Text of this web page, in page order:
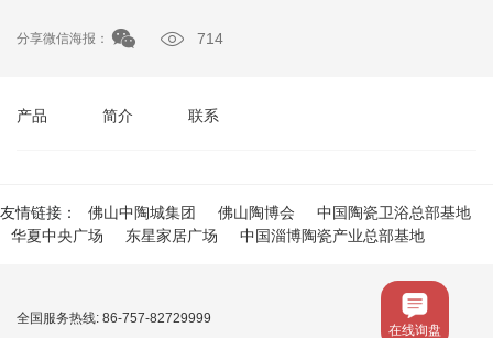
分享微信海报： 714
产品 简介 联系
友情链接： 佛山中陶城集团 佛山陶博会
中国陶瓷卫浴总部基地
华夏中央广场
东星家居广场 中国淄博陶瓷产业总部基地
全国服务热线: 86-757-82729999
在线询盘